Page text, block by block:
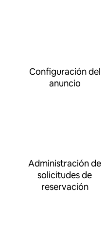
Configuración del
anuncio
Administración de
solicitudes de
reservación